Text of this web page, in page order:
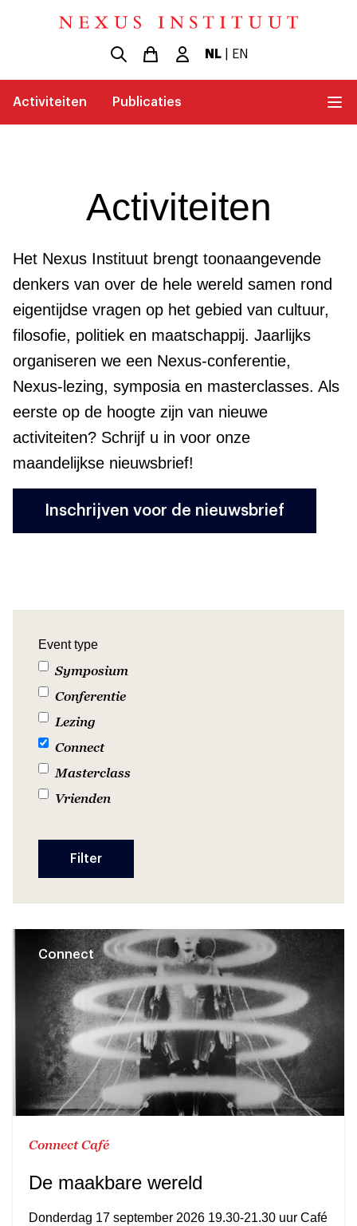
NL| EN
Activiteiten Publicaties
Activiteiten
Het Nexus Instituut brengt toonaangevende
denkers van over de hele wereld samen rond
eigentijdse vragen op het gebied van cultuur,
filosofie, politiek en maatschappij. Jaarlijks
organiseren we een Nexus-conferentie,
Nexus-lezing, symposia en masterclasses. Als
eerste op de hoogte zijn van nieuwe
activiteiten? Schrijf u in voor onze
maandelijkse nieuwsbrief!
Inschrijven voor de nieuwsbrief
Event type
Symposium
Conferentie
Lezing
Connect
Masterclass
Vrienden
Connect
Connect Café
De maakbare wereld
Donderdag 17 september 2026 19.30-21.30 uur Café